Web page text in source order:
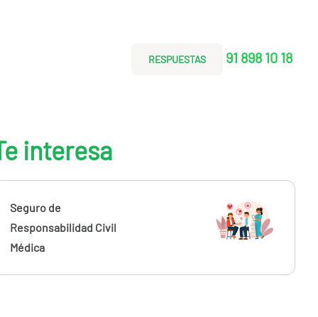
RESPUESTAS 91 898 10 18
interesa
Seguro de
Responsabilidad Civil
Médica